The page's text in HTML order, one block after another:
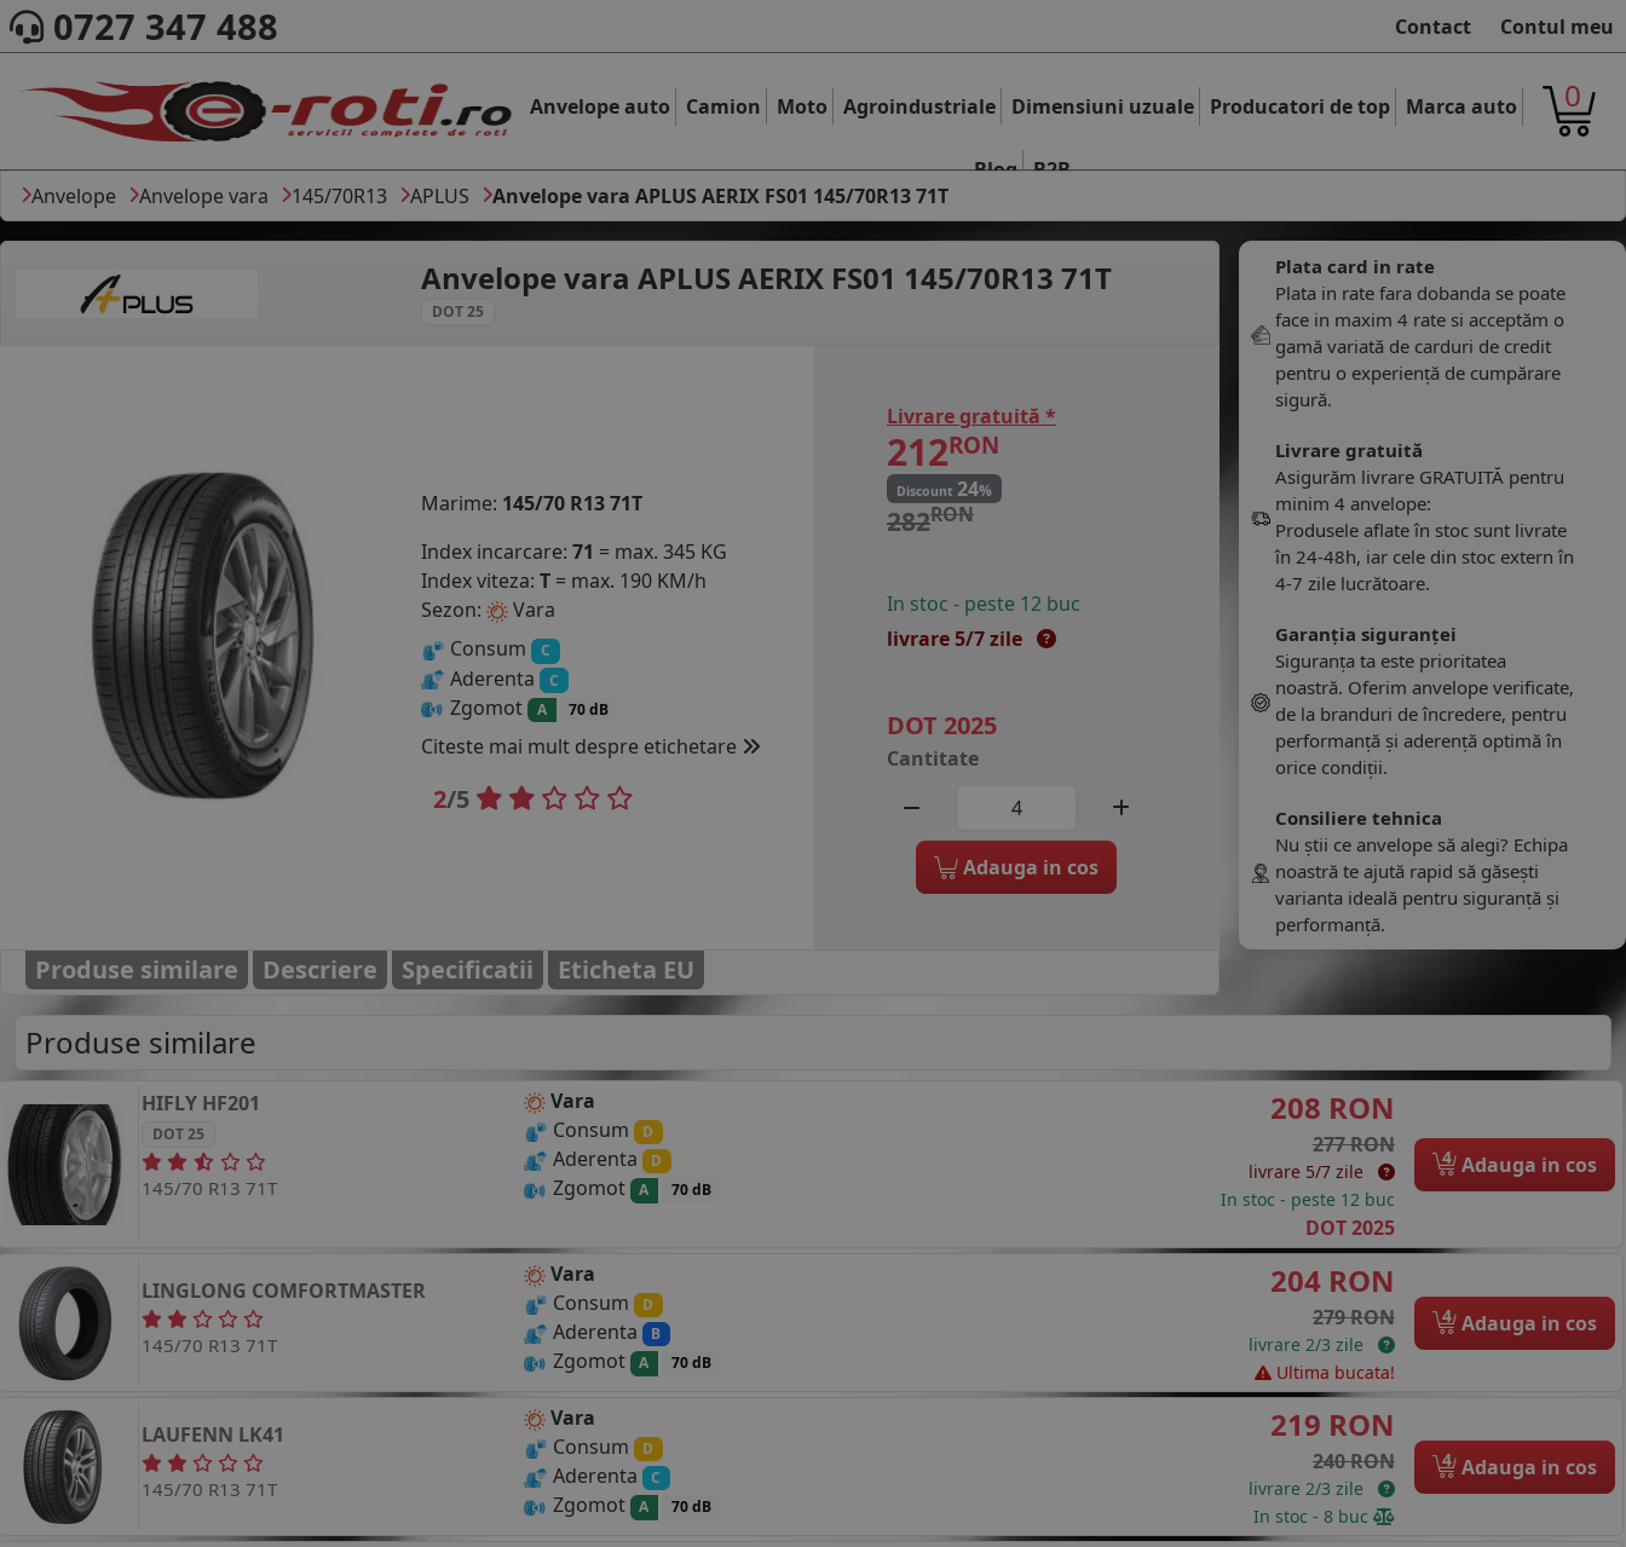
0727 347 488 Contact Contul meu
Anvelope auto Camion Moto Agroindustriale Dimensiuni uzuale Producatori de top Marca auto
Blog B2B
0
Anvelope Anvelope vara 145/70R13 APLUS Anvelope vara APLUS AERIX FS01 145/70R13 71T
Anvelope varaAPLUS AERIX FS01 145/70R13 71T
DOT 25
Marime: 145/70 R13 71T
Index incarcare: 71 = max. 345 KG
Index viteza: T = max. 190 KM/h
Sezon:
Vara
Consum
C
Aderenta C
Zgomot A 70 dB
Citeste mai mult despre etichetare
2/5
Livrare gratuită *
212RON
Discount 24%
282RON
In stoc - peste 12 buc
livrare 5/7 zile
DOT 2025
Cantitate
Adauga in cos
Plata card in rate
Plata in rate fara dobanda se poate
face in maxim 4 rate si acceptăm o
gamă variată de carduri de credit
pentru o experiență de cumpărare
sigură.
Livrare gratuită
Asigurăm livrare GRATUITĂ pentru
minim 4 anvelope:
Produsele aflate în stoc sunt livrate
în 24-48h, iar cele din stoc extern în
4-7 zile lucrătoare.
Garanția siguranței
Siguranța ta este prioritatea
noastră. Oferim anvelope verificate,
de la branduri de încredere, pentru
performanță și aderență optimă în
orice condiții.
Consiliere tehnica
Nu știi ce anvelope să alegi? Echipa
noastră te ajută rapid să găsești
varianta ideală pentru siguranță și
performanță.
Produse similare Descriere Specificatii Eticheta EU
Produse similare
HIFLY HF201
DOT 25
145/70 R13 71T
Vara
Consum
D
Aderenta D
Zgomot A 70 dB
208 RON
277 RON
livrare 5/7 zile
In stoc - peste 12 buc
DOT 2025
4 Adauga in cos
LINGLONG COMFORTMASTER
145/70 R13 71T
Vara
Consum
D
Aderenta B
Zgomot A 70 dB
204 RON
279 RON
livrare 2/3 zile
Ultima bucata!
4 Adauga in cos
LAUFENN LK41
145/70 R13 71T
Vara
Consum
D
Aderenta C
Zgomot A 70 dB
219 RON
240 RON
livrare 2/3 zile
In stoc - 8 buc
4 Adauga in cos